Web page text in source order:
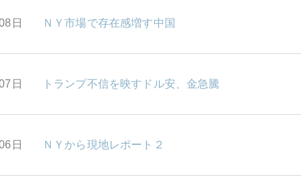
日 ＮＹ市場で存在感増す中国
日 トランプ不信を映すドル安、金急騰
日 ＮＹから現地レポート２